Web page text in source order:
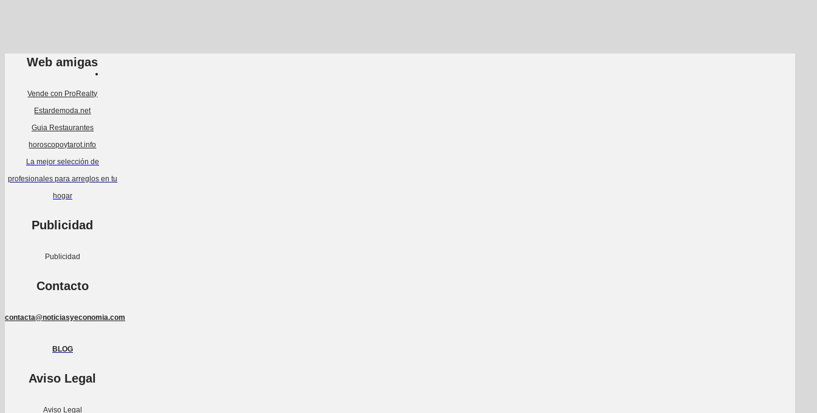
Web amigas
Vende con ProRealty
Estardemoda.net
Guia Restaurantes
horoscopoytarot.info
La mejor selección de
profesionales para arreglos en tu
hogar
Publicidad
Publicidad
Contacto
contacta@noticiasyeconomia.com
BLOG
Aviso Legal
Aviso Legal